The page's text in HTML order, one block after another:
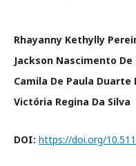
Rhayanny Kethylly
Jackson Nascimento De
Camila De Paula Duarte
Victória Regina Da Silva
DOI: https://doi.org/